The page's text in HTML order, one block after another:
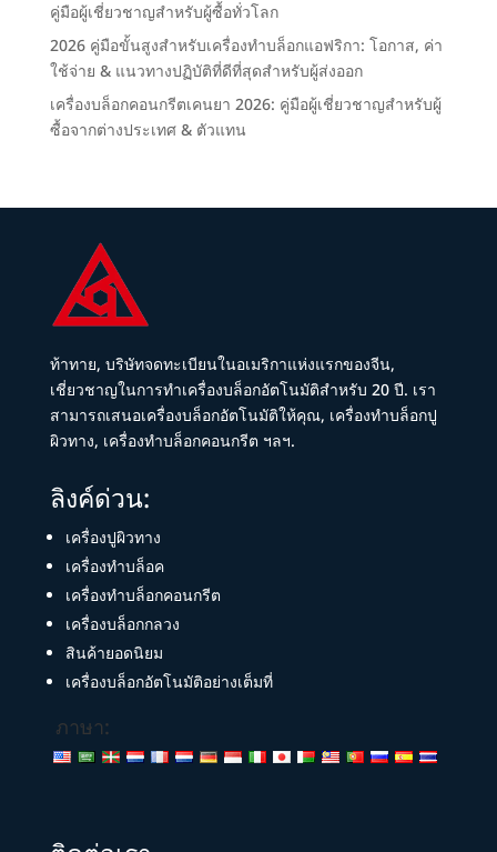
คู่มือผู้เชี่ยวชาญสำหรับผู้ซื้อทั่วโลก
2026 คู่มือขั้นสูงสำหรับเครื่องทำบล็อกแอฟริกา: โอกาส, ค่า
ใช้จ่าย & แนวทางปฏิบัติที่ดีที่สุดสำหรับผู้ส่งออก
เครื่องบล็อกคอนกรีตเคนยา 2026: คู่มือผู้เชี่ยวชาญสำหรับผู้
ซื้อจากต่างประเทศ & ตัวแทน
ท้าทาย, บริษัทจดทะเบียนในอเมริกาแห่งแรกของจีน,
เชี่ยวชาญในการทำเครื่องบล็อกอัตโนมัติสำหรับ 20 ปี. เรา
สามารถเสนอเครื่องบล็อกอัตโนมัติให้คุณ, เครื่องทำบล็อกปู
ผิวทาง, เครื่องทำบล็อกคอนกรีต ฯลฯ.
ลิงค์ด่วน:
เครื่องปูผิวทาง
เครื่องทำบล็อค
เครื่องทำบล็อกคอนกรีต
เครื่องบล็อกกลวง
สินค้ายอดนิยม
เครื่องบล็อกอัตโนมัติอย่างเต็มที่
ภาษา: